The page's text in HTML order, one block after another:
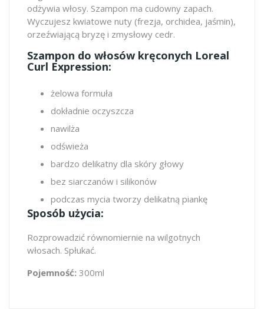
odżywia włosy. Szampon ma cudowny zapach.
Wyczujesz kwiatowe nuty (frezja, orchidea, jaśmin),
orzeźwiającą bryzę i zmysłowy cedr.
Szampon do włosów kręconych Loreal
Curl Expression:
żelowa formuła
dokładnie oczyszcza
nawilża
odświeża
bardzo delikatny dla skóry głowy
bez siarczanów i silikonów
podczas mycia tworzy delikatną piankę
Sposób użycia:
Rozprowadzić równomiernie na wilgotnych
włosach. Spłukać.
Pojemność: 300ml